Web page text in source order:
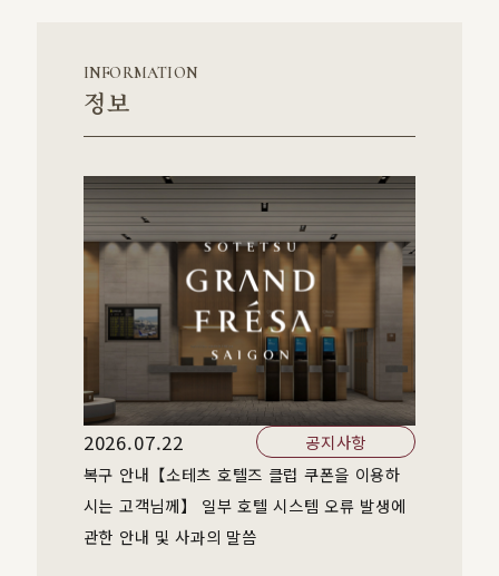
INFORMATION
정보
2026.07.22
공지사항
복구 안내【소테츠 호텔즈 클럽 쿠폰을 이용하
시는 고객님께】 일부 호텔 시스템 오류 발생에
관한 안내 및 사과의 말씀